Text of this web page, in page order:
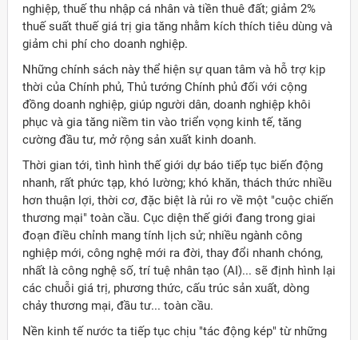
nghiệp, thuế thu nhập cá nhân và tiền thuê đất; giảm 2%
thuế suất thuế giá trị gia tăng nhằm kích thích tiêu dùng và
giảm chi phí cho doanh nghiệp.
Những chính sách này thể hiện sự quan tâm và hỗ trợ kịp
thời của Chính phủ, Thủ tướng Chính phủ đối với cộng
đồng doanh nghiệp, giúp người dân, doanh nghiệp khôi
phục và gia tăng niềm tin vào triển vọng kinh tế, tăng
cường đầu tư, mở rộng sản xuất kinh doanh.
Thời gian tới, tình hình thế giới dự báo tiếp tục biến động
nhanh, rất phức tạp, khó lường; khó khăn, thách thức nhiều
hơn thuận lợi, thời cơ, đặc biệt là rủi ro về một "cuộc chiến
thương mại" toàn cầu. Cục diện thế giới đang trong giai
đoạn điều chỉnh mang tính lịch sử; nhiều ngành công
nghiệp mới, công nghệ mới ra đời, thay đổi nhanh chóng,
nhất là công nghệ số, trí tuệ nhân tạo (AI)... sẽ định hình lại
các chuỗi giá trị, phương thức, cấu trúc sản xuất, dòng
chảy thương mại, đầu tư... toàn cầu.
Nền kinh tế nước ta tiếp tục chịu "tác động kép" từ những